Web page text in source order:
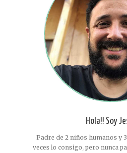
Hola!! Soy
Padre de 2 niños humanos y
veces lo consigo, pero nunca